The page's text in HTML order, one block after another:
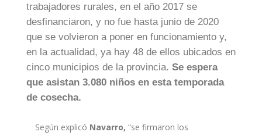
trabajadores rurales, en el año 2017 se
desfinanciaron, y no fue hasta junio de 2020
que se volvieron a poner en funcionamiento y,
en la actualidad, ya hay 48 de ellos ubicados en
cinco municipios de la provincia. Se espera
que asistan 3.080 niños en esta temporada
de cosecha.
Según explicó Navarro, “se firmaron los